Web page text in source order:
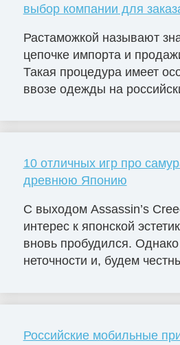
выбор компании для
Растаможкой называют
цепочке импорта и
Такая процедура имеет
ввозе одежды на
10 отличных игр про
древнюю Японию
С выходом Assassin’s
интерес к японской
вновь пробудился. Однако
неточности и, будем
Российские мобильные